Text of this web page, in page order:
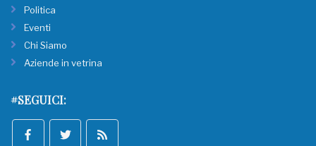
Politica
Eventi
Chi Siamo
Aziende in vetrina
#SEGUICI: